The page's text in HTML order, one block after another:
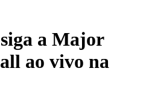
a Major
ao vivo na